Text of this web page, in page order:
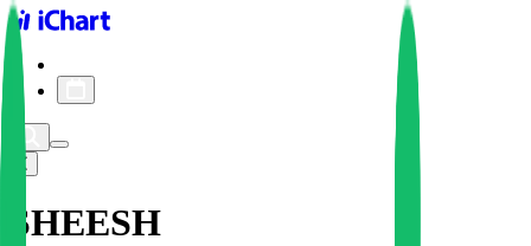
iChart logo
SHEESH